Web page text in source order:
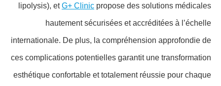
lipolysis), etG+ Clinic propose des solutions médicales
hautement sécurisées et accréditées à l’échelle
internationale. De plus, la compréhension approfondie de
ces complications potentielles garantit une transformation
esthétique confortable et totalement réussie pour chaque